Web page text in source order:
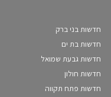
חדשות בני ברק
חדשות בת ים
חדשות גבעת שמואל
חדשות חולון
חדשות פתח תקווה